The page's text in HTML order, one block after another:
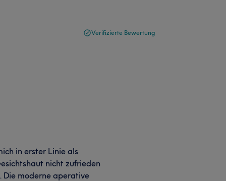
Verifizierte Bewertung
in erster Linie als
nicht zufrieden
Die moderne aperative